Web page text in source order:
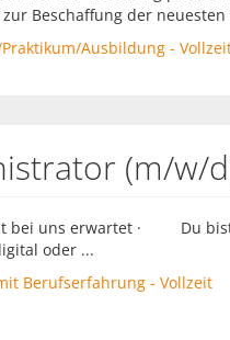
Beschaffung der neuesten
Ausbildung -
(m/w/
bei uns erwartet · Du
oder ...
Berufserfahrung - Vollzeit